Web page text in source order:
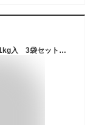
こだわり派の発酵肥料 熟成みのりボカシ肥料 1kg入 3袋セット 野菜・バラ・果樹に！【減・無農薬の基本】 有機発酵肥料 ［有機肥料 肥料 有機栽培 / 家庭菜園 ぼかし肥料 油かす ばら バラ 野菜 米ぬか 魚粉 骨粉］